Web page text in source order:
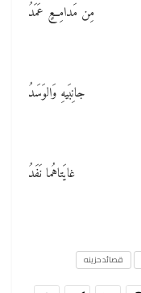
مِن مَدامِعٍ عَمَدُ
جانِبَيهِ وَالوَسَدُ
غايَتاهُما نَفَدُ
قصائد حزينه